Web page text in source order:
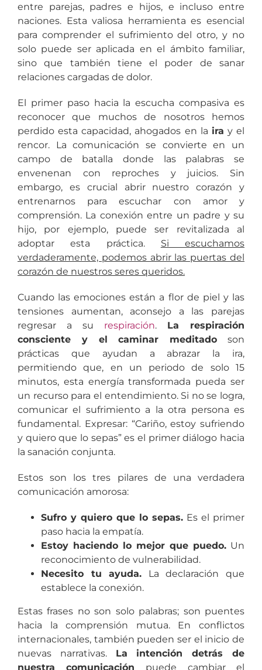
entre parejas, padres e hijos, e incluso entre
naciones. Esta valiosa herramienta es esencial
para comprender el sufrimiento del otro, y no
solo puede ser aplicada en el ámbito familiar,
sino que también tiene el poder de sanar
relaciones cargadas de dolor.
El primer paso hacia la escucha compasiva es
reconocer que muchos de nosotros hemos
perdido esta capacidad, ahogados en la ira y el
rencor. La comunicación se convierte en un
campo de batalla donde las palabras se
envenenan con reproches y juicios. Sin
embargo, es crucial abrir nuestro corazón y
entrenarnos para escuchar con amor y
comprensión. La conexión entre un padre y su
hijo, por ejemplo, puede ser revitalizada al
adoptar esta práctica. Si escuchamos
verdaderamente, podemos abrir las puertas del
corazón de nuestros seres queridos.
Cuando las emociones están a flor de piel y las
tensiones aumentan, aconsejo a las parejas
regresar a su respiración. La respiración
consciente y el caminar meditado son
prácticas que ayudan a abrazar la ira,
permitiendo que, en un periodo de solo 15
minutos, esta energía transformada pueda ser
un recurso para el entendimiento. Si no se logra,
comunicar el sufrimiento a la otra persona es
fundamental. Expresar: “Cariño, estoy sufriendo
y quiero que lo sepas” es el primer diálogo hacia
la sanación conjunta.
Estos son los tres pilares de una verdadera
comunicación amorosa:
Sufro y quiero que lo sepas. Es el primer
paso hacia la empatía.
Estoy haciendo lo mejor que puedo. Un
reconocimiento de vulnerabilidad.
Necesito tu ayuda. La declaración que
establece la conexión.
Estas frases no son solo palabras; son puentes
hacia la comprensión mutua. En conflictos
internacionales, también pueden ser el inicio de
nuevas narrativas. La intención detrás de
nuestra comunicación puede cambiar el